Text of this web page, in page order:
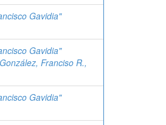
Gavidia"
Gavidia"
González, Franciso R.,
Gavidia"